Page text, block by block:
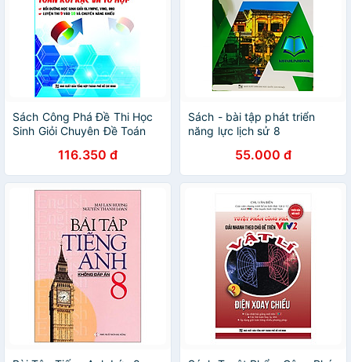
Sách Công Phá Đề Thi Học
Sinh Giỏi Chuyên Đề Toán
116.350 đ
Sách - bài tập phát triển
năng lực lịch sử 8
55.000 đ